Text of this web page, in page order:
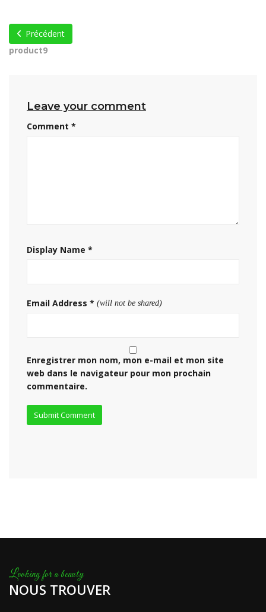
Précédent
product9
Leave your comment
Comment *
Display Name *
Email Address * (will not be shared)
Enregistrer mon nom, mon e-mail et mon site
web dans le navigateur pour mon prochain
commentaire.
NOUS TROUVER